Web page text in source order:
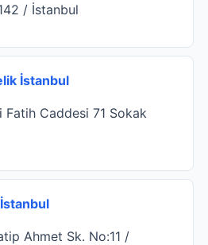
/ İstanbul
İstanbul
Fatih Caddesi 71 Sokak
Ahmet Sk. No:11 /